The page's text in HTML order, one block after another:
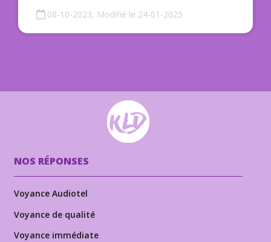
08-10-2023, Modifié le 24-01-2025
NOS RÉPONSES
Voyance Audiotel
Voyance de qualité
Voyance immédiate